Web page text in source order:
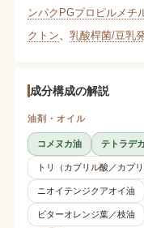
ンパクPGプロピルメチ
クトン
乳酸桿菌/豆乳
成分構成の解説
油剤・オイル
コメヌカ油 テトラデ
トリ（カプリル酸／カプ
ニオイテンジクアオイ油
ビターオレンジ葉／枝油